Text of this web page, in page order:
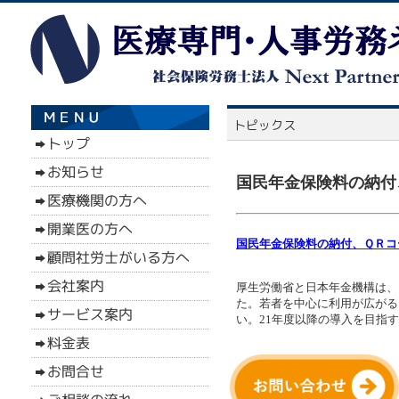
国民年金保険料の納
国民年金保険料の納付、ＱＲ
厚生労働省と日本年金機構は
た。若者を中心に利用が広が
い。21年度以降の導入を目指